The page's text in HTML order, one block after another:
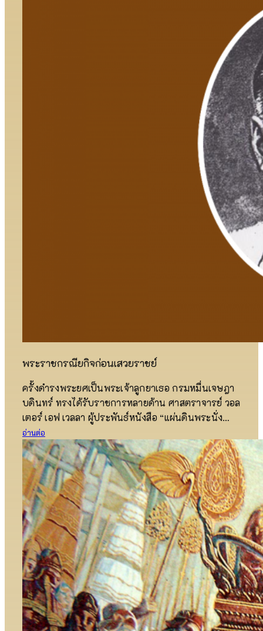
พระราชกรณียกิจก่อนเสวยราชย์
ครั้งดำรงพระยศเป็นพระเจ้าลูกยาเธอ กรมหมื่นเจษฎา
บดินทร์ ทรงได้รับราชการหลายด้าน ศาสตราจารย์ วอล
เตอร์ เอฟ เวลลา ผู้ประพันธ์หนังสือ “แผ่นดินพระนั่ง
เกล้าฯ” ซึ่ง นิจ ทองโสภิต แปล ได้กล่าวไว้ตอนหนึ่งว่า
“บรรดาชาวยุโรปที่มาสู่สยามต่างลงความเห็น
พ้องต้องกันว่า กรมหมื่นเจษฎาบดินทร์นี้ ทรงมีอำนาจ
เข้าควบคุมกิจการสำคุญ ๆ ของกรุงสยามไว้ทั้งสิ้น นัก
สังเกตการณ์ชาวยุโรปผู้หนึ่งได้กล่าวถึงพระองค์ไว้ว่า
กรณีต่างๆ ที่เกี่ยวกับความสงบสุขของประชาราฎร์และ
บ้านเมืองก็ดี หรือที่เกี่ยวกับการศึกสงครามก็ตาม ตลอด
จนกรณีที่เกี่ยวกับความสัมพันธ์กับต่างประเทศ การตรา
พระราชกำหนด การพระศาสนา การวางนโยบาย
ปกครองบ้านเมืองและประชาราษฎร์ การศาลสถิตยุธิ
ธรรม พระองค์เป็นผู้ควบคุมดำเนินการทั้งหมด” สมเด็จ
พระบรมชนกนาถ ทรงไว้วางพระราชหฤทัยมากโปรด
ให้กำกับราชการกรมท่า กรมพระคลังมหาสมบัติ กรม
พระตำรวจว่าความฎีกา ซึ่งเป็นส่วนราชการที่สำคัญมาก
อ่านต่อ